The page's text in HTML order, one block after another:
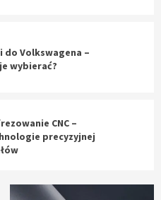
do Volkswagena –
wybierać?
CNC –
precyzyjnej